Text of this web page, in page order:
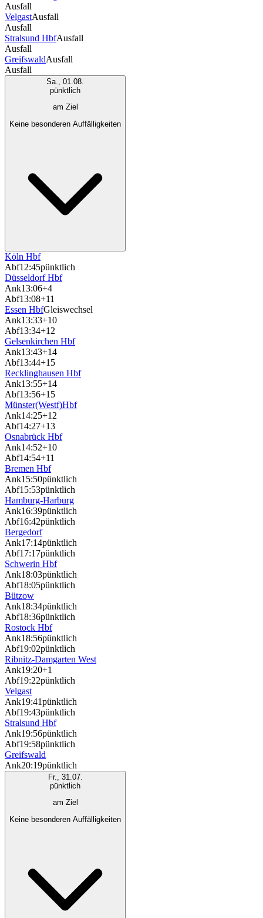
Ausfall
VelgastAusfall
Ausfall
Stralsund HbfAusfall
Ausfall
GreifswaldAusfall
Ausfall
Sa., 01.08.
pünktlich
am Ziel
Keine besonderen Auffälligkeiten
Köln Hbf
Abf12:45pünktlich
Düsseldorf Hbf
Ank13:06+4
Abf13:08+11
Essen HbfGleiswechsel
Ank13:33+10
Abf13:34+12
Gelsenkirchen Hbf
Ank13:43+14
Abf13:44+15
Recklinghausen Hbf
Ank13:55+14
Abf13:56+15
Münster(Westf)Hbf
Ank14:25+12
Abf14:27+13
Osnabrück Hbf
Ank14:52+10
Abf14:54+11
Bremen Hbf
Ank15:50pünktlich
Abf15:53pünktlich
Hamburg-Harburg
Ank16:39pünktlich
Abf16:42pünktlich
Bergedorf
Ank17:14pünktlich
Abf17:17pünktlich
Schwerin Hbf
Ank18:03pünktlich
Abf18:05pünktlich
Bützow
Ank18:34pünktlich
Abf18:36pünktlich
Rostock Hbf
Ank18:56pünktlich
Abf19:02pünktlich
Ribnitz-Damgarten West
Ank19:20+1
Abf19:22pünktlich
Velgast
Ank19:41pünktlich
Abf19:43pünktlich
Stralsund Hbf
Ank19:56pünktlich
Abf19:58pünktlich
Greifswald
Ank20:19pünktlich
Fr., 31.07.
pünktlich
am Ziel
Keine besonderen Auffälligkeiten